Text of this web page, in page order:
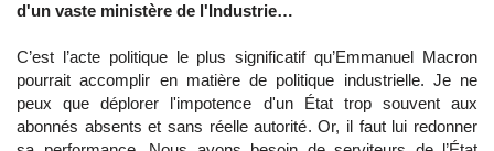
d'un vaste ministère de l'Industrie…
C’est l’acte politique le plus significatif qu’Emmanuel Macron
pourrait accomplir en matière de politique industrielle. Je ne
peux que déplorer l'impotence d'un État trop souvent aux
abonnés absents et sans réelle autorité. Or, il faut lui redonner